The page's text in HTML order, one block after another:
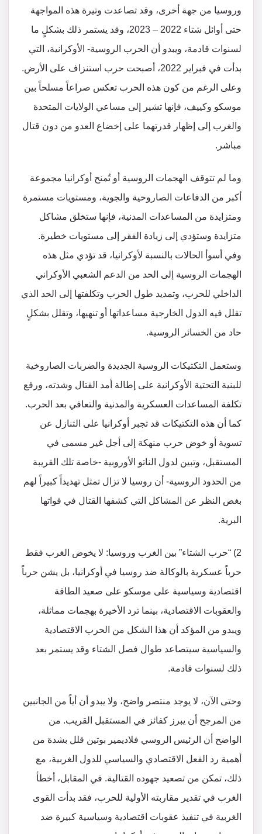
وروسيا من جهة أخرى، وقد تصاعدت وتيرة هذه المواجهة
حتى أوائل شتاء 2022 – 2023، وقد يستمر ذلك بشكلٍ ما
لسنوات قادمة، ويبدو أن الحرب الروسية- الأوكرانية، التي
بدأت في فبراير 2022، أصبحت حرب استنزاف على الأرض.
وعلى الرغم من كون هذه الحرب تعكس صراعاً مسلحاً بين
موسكو وكييف، فإنها تشير إلى مساعي الولايات المتحدة
والغرب إلى إظهار قدرتهما على إخضاع العدو من دون قتال
مباشر.
وما لم تتوقف الهجمات الروسية أو تُمنح أوكرانيا مجموعة
أكبر من الدفاعات الصاروخية والجوية، ومستويات مستمرة
ومتزايدة من المساعدات المدنية، فإنها ستخلق مشاكل
متزايدة وستؤدي إلى زيادة الفقر إلى مستويات خطيرة.
وفي أسوأ الحالات بالنسبة لأوكرانيا، قد تؤدي مثل هذه
الهجمات الروسية إلى الحد من الدعم الشعبي الأوكراني
الداخلي للحرب، وتمديد طول الحرب وتكلفتها إلى الحد الذي
تقلل فيه الدول الخارجية مساعداتها أو تنهيها، وتقلل بشكلٍ
حاد من الخسائر الروسية.
وستعمل التكتيكات الروسية الجديدة والضربات الصاروخية
للبنية التحتية الأوكرانية على إطالة أمد القتال وشدته، ورفع
تكلفة المساعدات العسكرية والمدنية والتعافي بعد الحرب.
كما أن هذه التكتيكات قد تجبر أوكرانيا على التنازل عن
تسوية أو خوض حرب منهكة إلى أجل غير مسمى في
المستقبل، وتبين لدول الناتو الأوروبية -خاصة تلك القريبة
من الحدود الروسية- أن روسيا لا تزال تمثل تهديداً كبيراً لهم
بغض النظر عن المشاكل التي كشفها القتال في قواتها
البرية.
2) “حرب الشتاء” بين الغرب وروسيا: لا يخوض الغرب فقط
حرباً عسكرية بالوكالة ضد روسيا في أوكرانيا، بل يشن حرباً
اقتصادية وسياسية على موسكو على صعيد الطاقة
والعقوبات الاقتصادية، بينما ترد الأخيرة بهجمات مماثلة،
ويبدو من المؤكد أن هذا الشكل من الحرب الاقتصادية
والسياسية سيتصاعد طوال فصل الشتاء وقد يستمر بعد
ذلك لسنوات قادمة.
وحتى الآن، لا يوجد منتصر واضح، ولا يبدو أن أياً من الجانبين
من المرجح أن يبرز كفائز في المستقبل القريب. من
الواضح أن الرئيس الروسي فلاديمير بوتين قلل بشدة من
أهمية رد الفعل الاقتصادي والسياسي للدول الغربية، مع
ذلك، تمكن من تصعيد جهوده القتالية. في المقابل، أخطأ
الغرب في تقدير مقاربته الأولية للحرب، فقد بدأت القوى
الغربية في تنفيذ عقوبات اقتصادية وسياسية كبيرة ضد